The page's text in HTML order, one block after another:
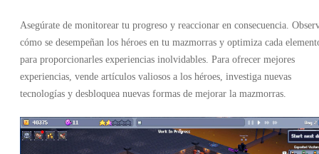
Asegúrate de monitorear tu progreso y reaccionar en consecuencia.
cómo se desempeñan los héroes en tu mazmorras y optimiza cada
para proporcionarles experiencias inolvidables. Para ofrecer mejores
experiencias, vende artículos valiosos a los héroes, investiga nuevas
tecnologías y desbloquea nuevas formas de mejorar la mazmorras.